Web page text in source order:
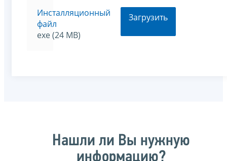
Инсталляционный
файл
exe (24 MB)
Загрузить
Нашли ли Вы нужную
информацию?